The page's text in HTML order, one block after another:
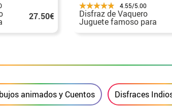
27.50€
4.55/5.00
Disfraz de Vaquero
Juguete famoso para
niño y adolescente
animados y Cuentos Disfraces